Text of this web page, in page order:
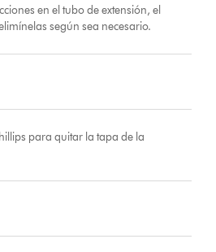
en el tubo de extensión, el
según sea necesario.
para quitar la tapa de la